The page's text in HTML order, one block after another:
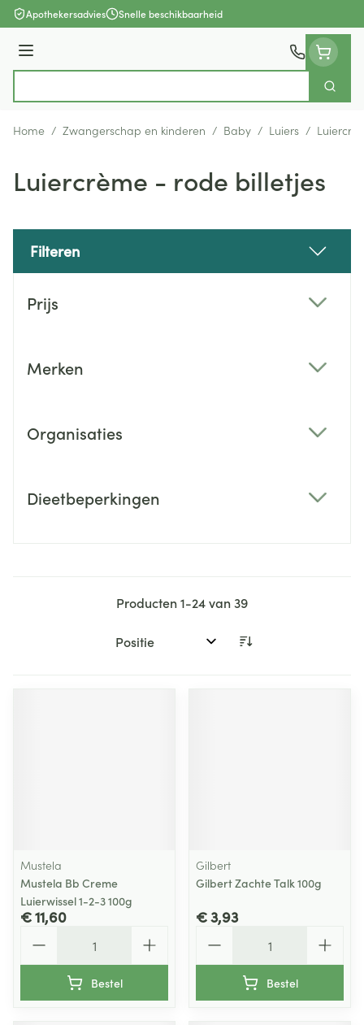
Ga naar de inhoud
Apothekersadvies Snelle beschikbaarheid
Menu
Zoek
Home / Zwangerschap en kinderen / Baby / Luiers /
Luiercrème - rode billetjes
Filteren
Prijs
Merken
Organisaties
Dieetbeperkingen
Producten1-24van39
Sorteer op:
Mustela
Mustela Bb Creme
Luierwissel 1-2-3 100g
€ 11,60
Bestel
Gilbert
Gilbert Zachte Talk 100g
€ 3,93
Bestel